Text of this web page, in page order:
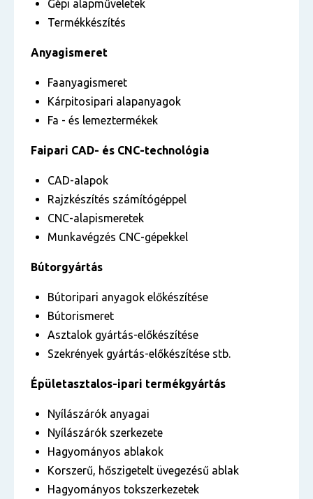
Gépi alapműveletek
Termékkészítés
Anyagismeret
Faanyagismeret
Kárpitosipari alapanyagok
Fa - és lemeztermékek
Faipari CAD- és CNC-technológia
CAD-alapok
Rajzkészítés számítógéppel
CNC-alapismeretek
Munkavégzés CNC-gépekkel
Bútorgyártás
Bútoripari anyagok előkészítése
Bútorismeret
Asztalok gyártás-előkészítése
Szekrények gyártás-előkészítése stb.
Épületasztalos-ipari termékgyártás
Nyílászárók anyagai
Nyílászárók szerkezete
Hagyományos ablakok
Korszerű, hőszigetelt üvegezésű ablak
Hagyományos tokszerkezetek